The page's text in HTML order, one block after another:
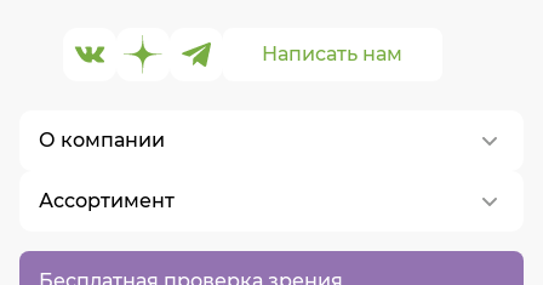
Бесплатная проверка зрения
О компании
О нас
Контакты
Ассортимент
Написать нам